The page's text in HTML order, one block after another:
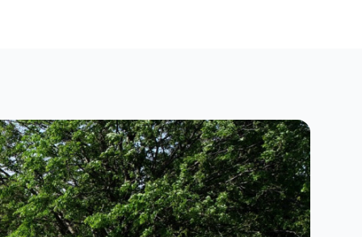
Close